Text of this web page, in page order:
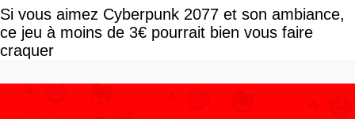
Si vous aimez Cyberpunk 2077 et son ambiance,
ce jeu à moins de 3€ pourrait bien vous faire
craquer